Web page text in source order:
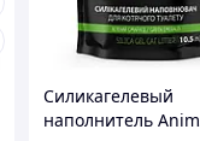
Силикагелевый
наполнитель